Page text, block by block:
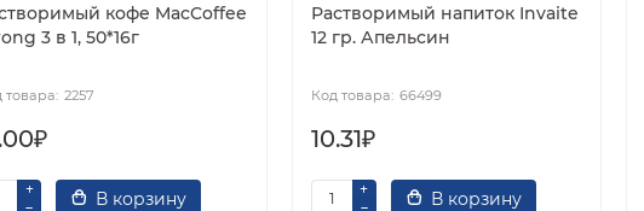
кофе MacCoffee
3 в 1, 50*16г
2257
В корзину
Растворимый напиток Invaite
12 гр. Апельсин
66499
10.31₽
В корзину